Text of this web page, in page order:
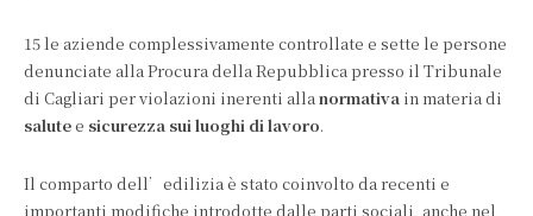
15 le aziende complessivamente controllate e sette le persone
denunciate alla Procura della Repubblica presso il Tribunale
di Cagliari per violazioni inerenti allanormativa in materia di
salutee sicurezza sui luoghi di lavoro.
Il comparto dell’edilizia è stato coinvolto da recenti e
importanti modifiche introdotte dalle parti sociali, anche nel